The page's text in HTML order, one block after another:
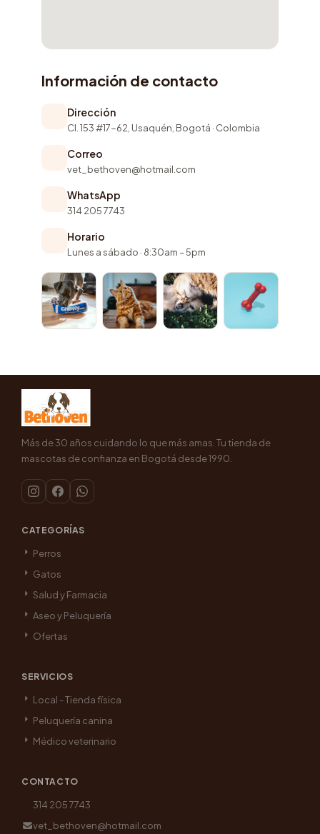
Información de contacto
Dirección
Cl. 153 #17-62, Usaquén, Bogotá · Colombia
Correo
vet_bethoven@hotmail.com
WhatsApp
314 205 7743
Horario
Lunes a sábado · 8:30am – 5pm
Más de 30 años cuidando lo que más amas. Tu tienda de
mascotas de confianza en Bogotá desde 1990.
CATEGORÍAS
Perros
Gatos
Salud y Farmacia
Aseo y Peluquería
Ofertas
SERVICIOS
Local - Tienda física
Peluquería canina
Médico veterinario
CONTACTO
314 205 7743
vet_bethoven@hotmail.com